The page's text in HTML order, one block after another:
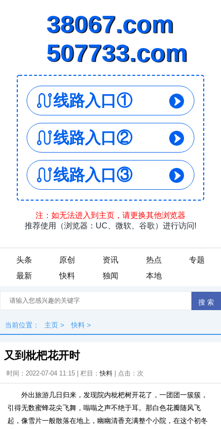
头条 原创 资讯 热点
专题
最新
快料 独闻 本地
当前位置： 主页 > 快料 >
又到枇杷花开时
时间：2022-07-04 11:15 | 栏目：快料 | 点击： 次
外出旅游几日归来，发现院内枇杷树开花了，一团团一簇簇，
引得无数蜜蜂花尖飞舞，嗡嗡之声不绝于耳。那白色花瓣随风飞
起，像雪片一般散落在地上，幽幽清香充满整个小院，在这个初冬